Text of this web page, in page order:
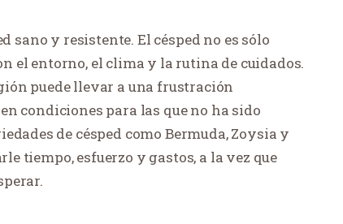
sano y resistente. El césped no es sólo
el entorno, el clima y la rutina de cuidados.
puede llevar a una frustración
condiciones para las que no ha sido
de césped como Bermuda, Zoysia y
tiempo, esfuerzo y gastos, a la vez que